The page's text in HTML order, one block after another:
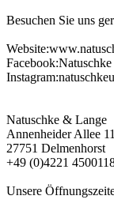
Besuchen Sie uns
Natuschke & Lange
Annenheider Allee
27751 Delmenhorst
+49 (0)4221
Unsere